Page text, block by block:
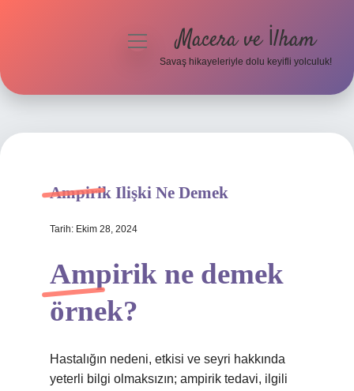
menüyüMacera ve İlham
Savaş hikayeleriyle dolu keyifli yolculuk!
Ampirik Ilişki Ne Demek
Tarih: Ekim 28, 2024
Ampirik ne demek
örnek?
Hastalığın nedeni, etkisi ve seyri hakkında
yeterli bilgi olmaksızın; ampirik tedavi, ilgili